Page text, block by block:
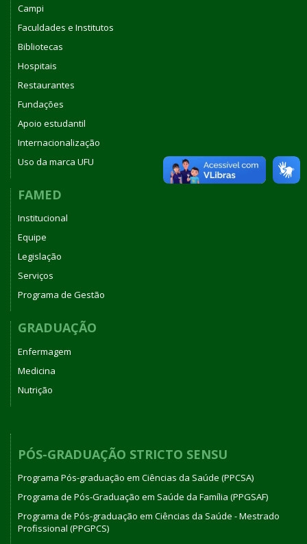
Campi
Faculdades e Institutos
Bibliotecas
Hospitais
Restaurantes
Fundações
Apoio estudantil
Internacionalização
Uso da marca UFU
FAMED
Institucional
Equipe
Legislação
Serviços
Programa de Gestão
GRADUAÇÃO
Enfermagem
Medicina
Nutrição
PÓS-GRADUAÇÃO STRICTO SENSU
Programa Pós-graduação em Ciências da Saúde (PPCSA)
Programa de Pós-Graduação em Saúde da Família (PPGSAF)
Programa de Pós-graduação em Ciências da Saúde - Mestrado
Profissional (PPGPCS)